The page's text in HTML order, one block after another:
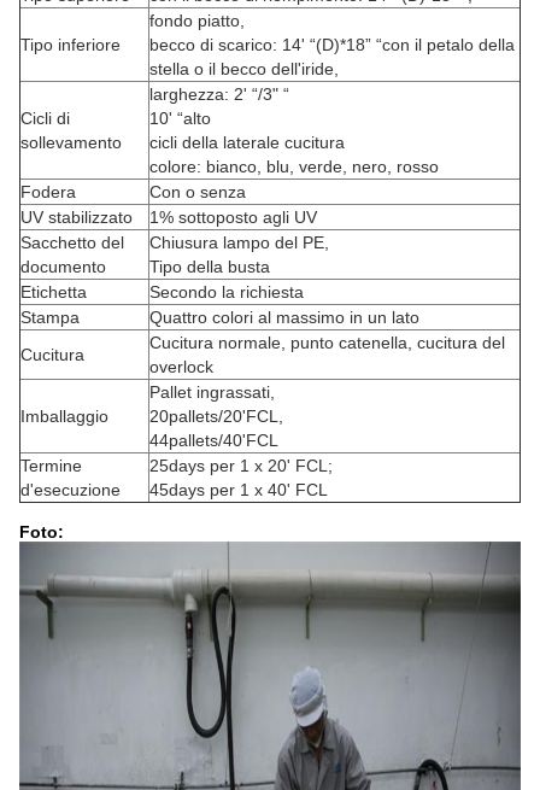
Tipo inferiore
fondo piatto,
becco di scarico: 14' “(D)*18” “con il petalo della
stella o il becco dell'iride,
Cicli di
sollevamento
larghezza: 2' “/3" “
10' “alto
cicli della laterale cucitura
colore: bianco, blu, verde, nero, rosso
Fodera
Con o senza
UV stabilizzato
1% sottoposto agli UV
Sacchetto del
documento
Chiusura lampo del PE,
Tipo della busta
Etichetta
Secondo la richiesta
Stampa
Quattro colori al massimo in un lato
Cucitura
Cucitura normale, punto catenella, cucitura del
overlock
Imballaggio
Pallet ingrassati,
20pallets/20'FCL,
44pallets/40'FCL
Termine
d'esecuzione
25days per 1 x 20' FCL;
45days per 1 x 40' FCL
Foto: